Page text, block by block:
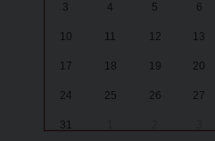
3 4 5 6
10 11 12 13
17 18 19 20
24 25 26 27
31